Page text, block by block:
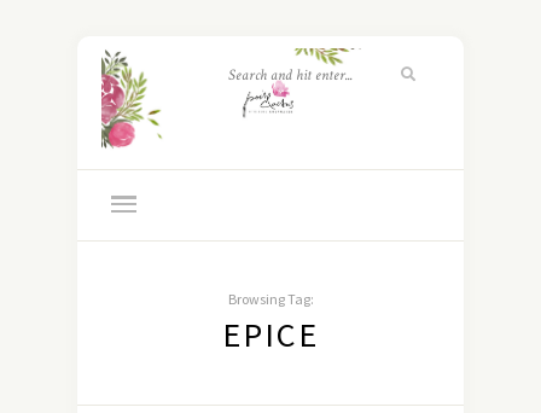
Browsing Tag:
EPICE